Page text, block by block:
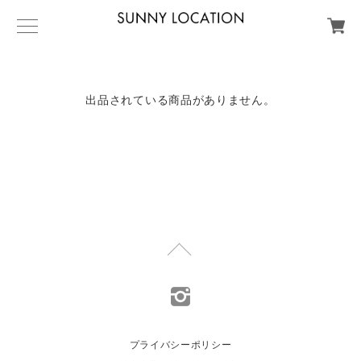
出品されている商品がありません。
プライバシーポリシー